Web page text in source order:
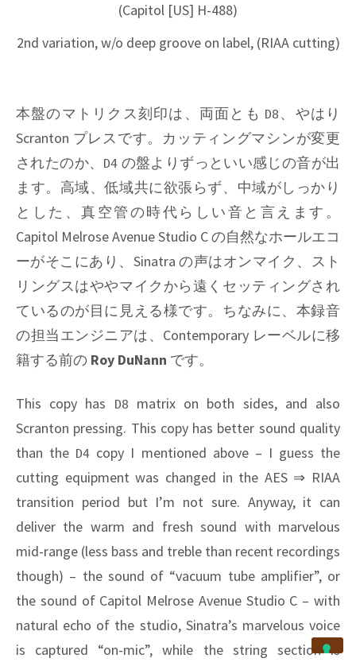
(Capitol [US] H-488)
2nd variation, w/o deep groove on label, (RIAA cutting)
本盤のマトリクス刻印は、両面とも D8 、やはり
Scranton プレスです。カッティングマシンが変更
されたのか、
D4 の盤よりずっといい感じの音が出
ます。高域、低域共に欲張らず、中域がしっかり
とした、真空管の時代らしい音と言えます。
Capitol Melrose Avenue Studio Cの自然なホールエコ
ーがそこにあり、 Sinatra の声はオンマイク、スト
リングスはややマイクから遠くセッティングされ
ているのが目に見える様です。ちなみに、本録音
の担当エンジニアは、 Contemporary レーベルに移
籍する前の Roy DuNann です。
This copy has D8
matrix on both sides, and also
Scranton pressing. This copy has better sound quality
than the D4 copy I mentioned above – I guess the
cutting equipment was changed in the AES ⇒ RIAA
transition period but I’m not sure. Anyway, it can
deliver the warm and fresh sound with marvelous
mid-range (less bass and treble than recent recordings
though) – the sound of “vacuum tube amplifier”, or
the sound of Capitol Melrose Avenue Studio C – with
natural echo of the studio, Sinatra’s marvelous voice
is captured “on-mic”, while the string section is